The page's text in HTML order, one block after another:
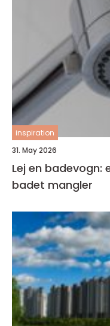
inspiration
31. May 2026
Lej en badevogn:
badet mangler